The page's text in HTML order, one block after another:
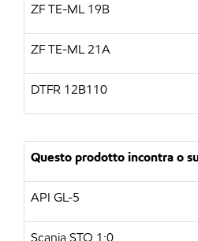
ZF TE-ML 19B
ZF TE-ML 21A
DTFR 12B110
Questo prodotto incontra o
API GL-5
Scania STO 1:0